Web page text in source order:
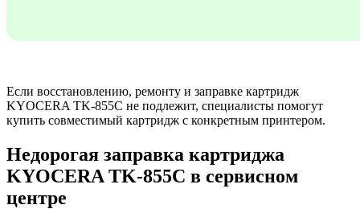
Если восстановлению, ремонту и заправке картридж
KYOCERA TK-855C не подлежит, специалисты помогут
купить совместимый картридж с конкретным принтером.
Недорогая заправка картриджа
KYOCERA TK-855C в сервисном
центре